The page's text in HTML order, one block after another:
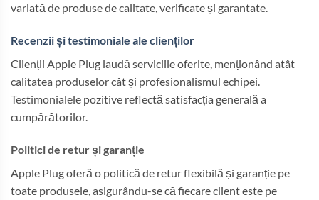
variată de produse de calitate, verificate și garantate.
Recenzii și testimoniale ale clienților
Clienții Apple Plug laudă serviciile oferite, menționând atât
calitatea produselor cât și profesionalismul echipei.
Testimonialele pozitive reflectă satisfacția generală a
cumpărătorilor.
Politici de retur și garanție
Apple Plug oferă o politică de retur flexibilă și garanție pe
toate produsele, asigurându-se că fiecare client este pe